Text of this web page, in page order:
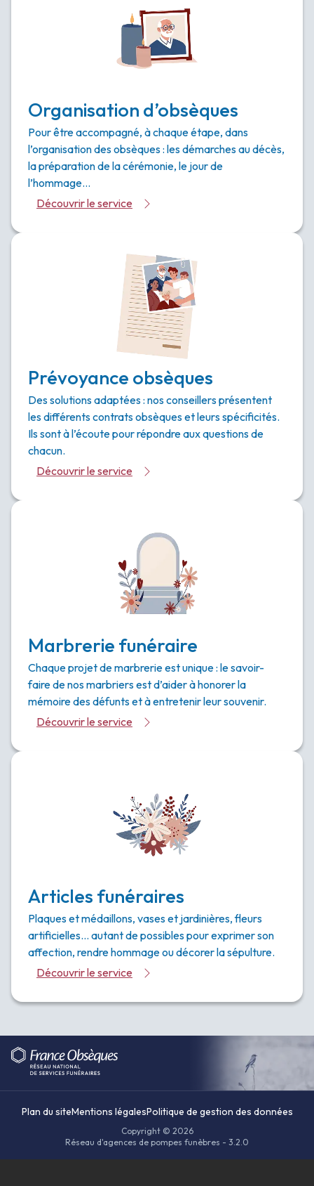
Organisation d’obsèques
Pour être accompagné, à chaque étape, dans
l’organisation des obsèques : les démarches au décès,
la préparation de la cérémonie, le jour de
l’hommage…
Découvrir le service
Prévoyance obsèques
Des solutions adaptées : nos conseillers présentent
les différents contrats obsèques et leurs spécificités.
Ils sont à l’écoute pour répondre aux questions de
chacun.
Découvrir le service
Marbrerie funéraire
Chaque projet de marbrerie est unique : le savoir-
faire de nos marbriers est d’aider à honorer la
mémoire des défunts et à entretenir leur souvenir.
Découvrir le service
Articles funéraires
Plaques et médaillons, vases et jardinières, fleurs
artificielles… autant de possibles pour exprimer son
affection, rendre hommage ou décorer la sépulture.
Découvrir le service
Plan du siteMentions légalesPolitique de gestion des données
Copyright © 2026
Réseau d'agences de pompes funèbres - 3.2.0